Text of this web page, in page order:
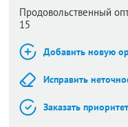
Продовольственный
15
Добавить новую
Исправить
Заказать